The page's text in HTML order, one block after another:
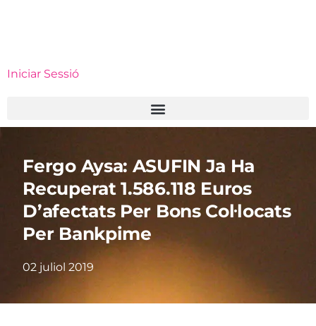
Iniciar Sessió
Fergo Aysa: ASUFIN Ja Ha
Recuperat 1.586.118 Euros
D’afectats Per Bons Col·locats
Per Bankpime
02 juliol 2019